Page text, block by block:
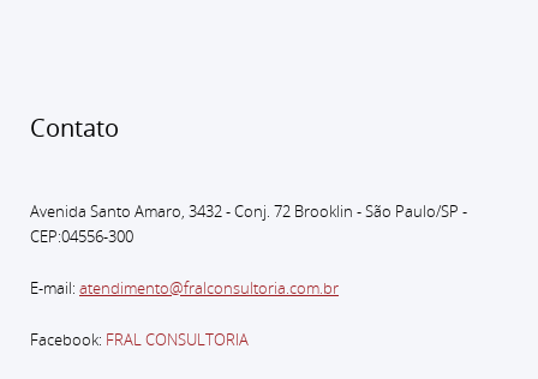
Contato
Avenida Santo Amaro, 3432 - Conj. 72 Brooklin - São Paulo/SP -
CEP:04556-300
E-mail: atendimento@fralconsultoria.com.br
Facebook: FRAL CONSULTORIA